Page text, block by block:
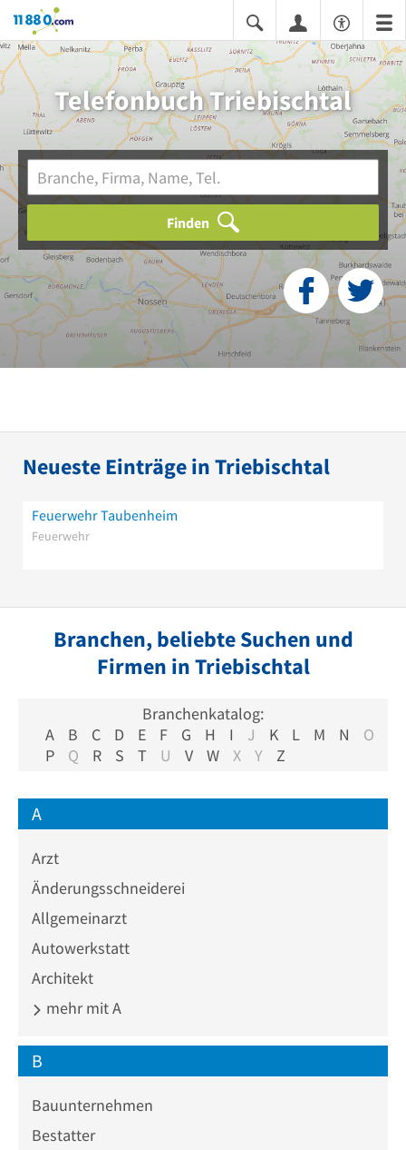
11880.com
Telefonbuch Triebischtal
Finden
Neueste Einträge in Triebischtal
Feuerwehr Taubenheim
Feuerwehr
Branchen, beliebte Suchen und
Firmen in Triebischtal
Branchenkatalog:
A
B C D E F G H I J K L M N
O
P
Q R S T U V W X Y Z
A
Arzt
Änderungsschneiderei
Allgemeinarzt
Autowerkstatt
Architekt
mehr mit A
B
Bauunternehmen
Bestatter